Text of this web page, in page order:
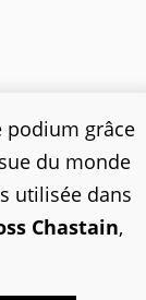
podium grâce
du monde
utilisée dans
Chastain,